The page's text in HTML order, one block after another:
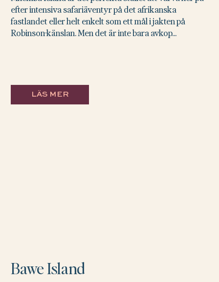
LÄS MER
efter intensiva safariäventyr på det afrikanska
fastlandet eller helt enkelt som ett mål i jakten på
Robinson-känslan. Men det är inte bara avkop...
Bawe Island